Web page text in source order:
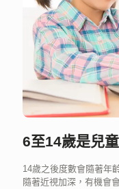
6至14歲是兒
14歲之後度數會隨著年
隨著近視加深，有機會